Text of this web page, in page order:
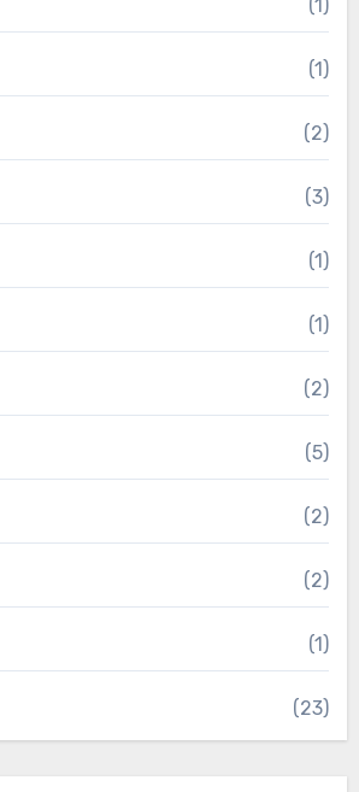
(1)
(1)
(2)
(3)
(1)
(1)
(2)
(5)
(2)
(2)
(1)
(23)